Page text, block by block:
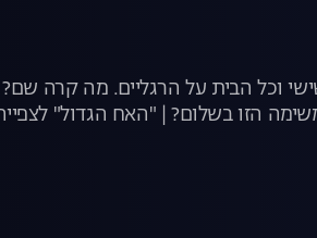
וכל הבית על הרגליים. מה קרה שם?
הזו בשלום? | "האח הגדול"